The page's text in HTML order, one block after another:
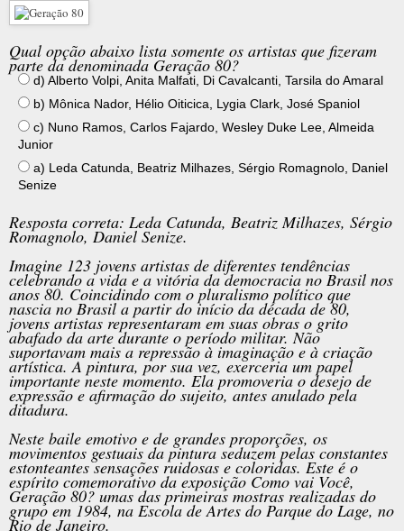
Qual opção abaixo lista somente os artistas que fizeram
parte da denominada Geração 80?
d) Alberto Volpi, Anita Malfati, Di Cavalcanti, Tarsila do Amaral
b) Mônica Nador, Hélio Oiticica, Lygia Clark, José Spaniol
c) Nuno Ramos, Carlos Fajardo, Wesley Duke Lee, Almeida
Junior
a) Leda Catunda, Beatriz Milhazes, Sérgio Romagnolo, Daniel
Senize
Resposta correta: Leda Catunda, Beatriz Milhazes, Sérgio
Romagnolo, Daniel Senize.
Imagine 123 jovens artistas de diferentes tendências
celebrando a vida e a vitória da democracia no Brasil nos
anos 80. Coincidindo com o pluralismo político que
nascia no Brasil a partir do início da década de 80,
jovens artistas representaram em suas obras o grito
abafado da arte durante o período militar. Não
suportavam mais a repressão à imaginação e à criação
artística. A pintura, por sua vez, exerceria um papel
importante neste momento. Ela promoveria o desejo de
expressão e afirmação do sujeito, antes anulado pela
ditadura.
Neste baile emotivo e de grandes proporções, os
movimentos gestuais da pintura seduzem pelas constantes
estonteantes sensações ruidosas e coloridas. Este é o
espírito comemorativo da exposição Como vai Você,
Geração 80? umas das primeiras mostras realizadas do
grupo em 1984, na Escola de Artes do Parque do Lage, no
Rio de Janeiro.